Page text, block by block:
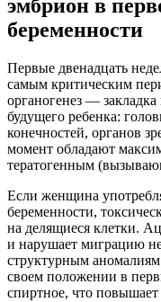
эмбрион в
беременности
Первые двенадцать
самым критическим
органогенез —
будущего ребенка:
конечностей, органов
момент обладают
тератогенным
Если женщина
беременности,
на делящиеся клетки.
и нарушает миграцию
структурным
своем положении в
спиртное, что